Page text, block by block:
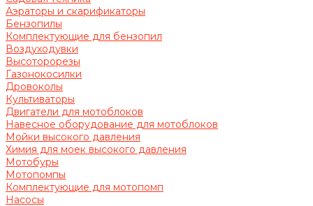
Аэраторы и скарификаторы
Бензопилы
Комплектующие для бензопил
Воздуходувки
Высоторорезы
Газонокосилки
Дровоколы
Культиваторы
Двигатели для мотоблоков
Навесное оборудование для мотоблоков
Мойки высокого давления
Химия для моек высокого давления
Мотобуры
Мотопомпы
Комплектующие для мотопомп
Насосы